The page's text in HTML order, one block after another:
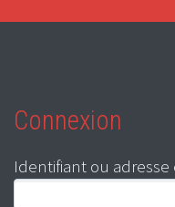
Connexion
Identifiant ou adresse